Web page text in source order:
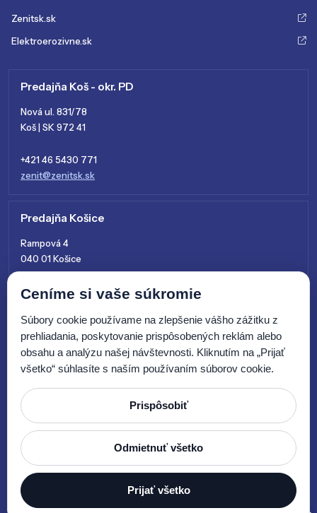
Zenitsk.sk
Elektroerozivne.sk
Predajňa Koš - okr. PD
Nová ul. 831/78
Koš | SK 972 41
+421 46 5430 771
zenit@zenitsk.sk
Predajňa Košice
Rampová 4
040 01 Košice
+421 915 761 028
© 2026 Zenit SK, s.r.o.
Tvorba webových stránok by
Ceníme si vaše súkromie
Súbory cookie používame na zlepšenie vášho zážitku z
prehliadania, poskytovanie prispôsobených reklám alebo
obsahu a analýzu našej návštevnosti. Kliknutím na „Prijať
všetko“ súhlasíte s naším používaním súborov cookie.
Prispôsobiť
Odmietnuť všetko
Prijať všetko